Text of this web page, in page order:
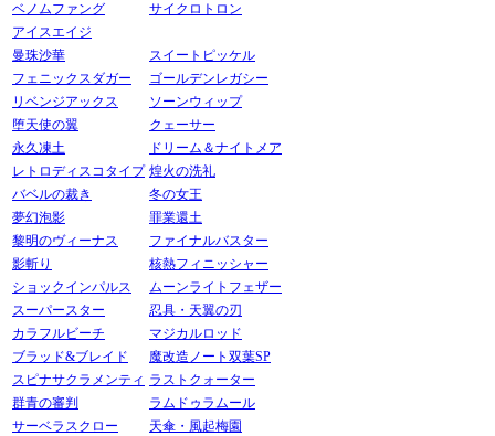
ベノムファング
サイクロトロン
アイスエイジ
曼珠沙華
スイートピッケル
フェニックスダガー
ゴールデンレガシー
リベンジアックス
ソーンウィップ
堕天使の翼
クェーサー
永久凍土
ドリーム＆ナイトメア
レトロディスコタイプ 煌火の洗礼
バベルの裁き
冬の女王
夢幻泡影
罪業還土
黎明のヴィーナス
ファイナルバスター
影斬り
核熱フィニッシャー
ショックインパルス
ムーンライトフェザー
スーパースター
忍具・天翼の刃
カラフルビーチ
マジカルロッド
ブラッド&ブレイド
魔改造ノート双葉SP
スピナサクラメンティ ラストクォーター
群青の審判
ラムドゥラムール
サーベラスクロー
天傘・風起梅園